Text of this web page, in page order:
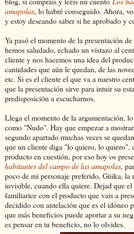
amapolas, lo habré conseguido. Ahora,
y estoy deseando saber si he aprobado y
Ya pasó el momento de la presentación
hemos saludado, echado un vistazo al
cliente y nos hacemos una idea del
cantidades que aún le quedan, de las
etc. Si es el cliente el que va a nuestro
que la presentación sirve para intuir su
predisposición a escucharnos.
Llega el momento de la argumentación,
como "Nudo". Hay que empezar a
segundo apartado muchas veces se
que un cliente diga "lo quiero, lo quiero",
producto en cuestión, por eso hoy os
habitantes del campo de las amapolas,
poco de mi personaje preferido, Güika, la
invisible, cuando ella quiere. Dejad que el
familiarice con el producto que vais a
decidido con antelación que es el idóneo
que más beneficios puede aportar a su
es pensar en tu beneficio, no lo olvides.